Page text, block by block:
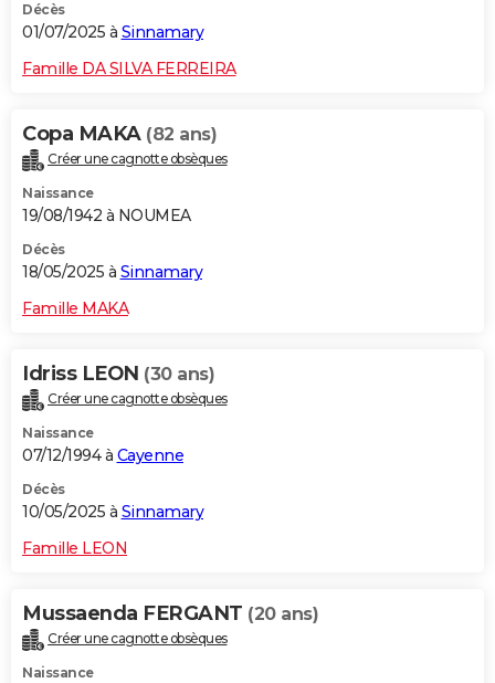
Décès
01/07/2025 à Sinnamary
Famille DA SILVA FERREIRA
Copa MAKA (82 ans)
Créer une cagnotte obsèques
Naissance
19/08/1942 à NOUMEA
Décès
18/05/2025 à Sinnamary
Famille MAKA
Idriss LEON (30 ans)
Créer une cagnotte obsèques
Naissance
07/12/1994 à Cayenne
Décès
10/05/2025 à Sinnamary
Famille LEON
Mussaenda FERGANT (20 ans)
Créer une cagnotte obsèques
Naissance